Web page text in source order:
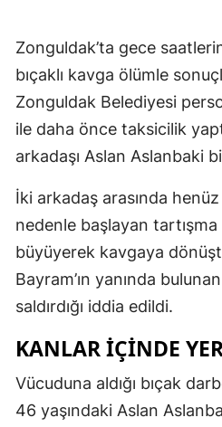
Zonguldak’ta gece
bıçaklı kavga ölümle
Zonguldak Belediyesi
ile daha önce taksicilik
arkadaşı Aslan Aslanbaki
İki arkadaş arasında
nedenle başlayan tartışma
büyüyerek kavgaya
Bayram’ın yanında
saldırdığı iddia edildi.
KANLAR İÇİNDE
Vücuduna aldığı bıçak
46 yaşındaki Aslan